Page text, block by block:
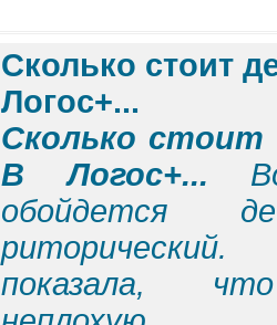
Сколько стоит
Логос+...
Сколько стоит
В Логос+...
обойдется
показала,